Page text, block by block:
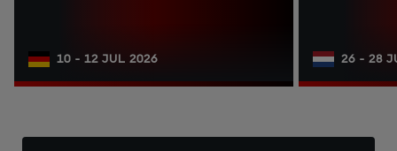
10 - 12 JUL 2026 26 - 28